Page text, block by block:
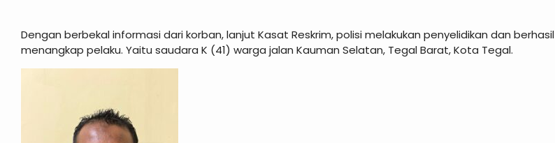
Dengan berbekal informasi dari korban, lanjut Kasat Reskrim, polisi melakukan penyelidikan dan berhasil
menangkap pelaku. Yaitu saudara K (41) warga jalan Kauman Selatan, Tegal Barat, Kota Tegal.